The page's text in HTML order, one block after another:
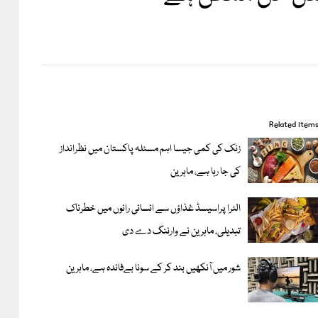
Related items
زنک کی کمی جیسا اہم مسئلہ پاکستان میں نظرانداز
کی جا رہا ہے، ماہرین
الٹرا پراسیسڈ غذاؤں سے انسانی رانوں میں خطرناک
تبدیلی، ماہرین نے وارننگ دے دی
شور میں آنکھیں بند کر کے سونا بےفائدہ ہے، ماہرین